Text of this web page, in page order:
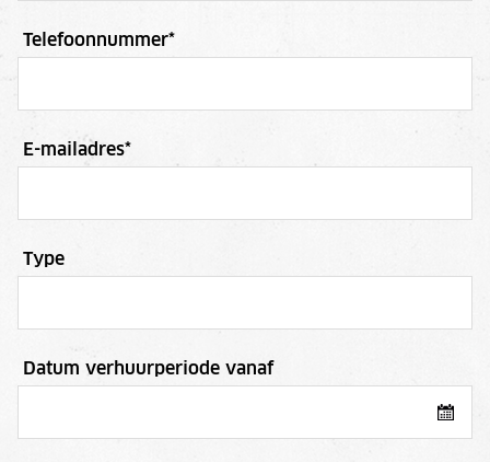
Telefoonnummer*
E-mailadres*
Type
Datum verhuurperiode vanaf